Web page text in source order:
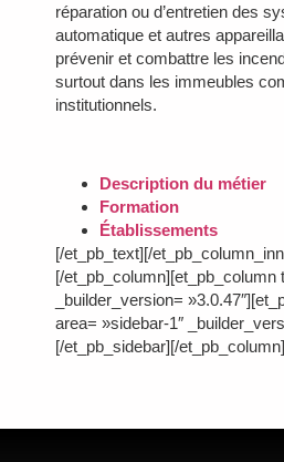
réparation ou d’entretien des
automatique et autres
prévenir et combattre les
surtout dans les immeubles
institutionnels.
Description du métier
Formation
Établissements
[/et_pb_text][/
[/et_pb_column][et_pb_column
_builder_version=
area= »sidebar-1″
[/et_pb_sidebar][/